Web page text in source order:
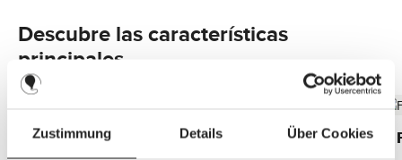
Zustimmung Details Über Cookies
Descubre las características
principales
Muchos compartimentos dentro y fuera